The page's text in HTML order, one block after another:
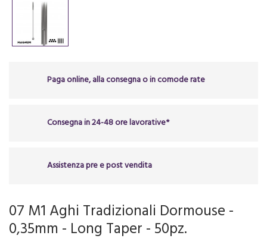
Paga online, alla consegna o in comode rate
Consegna in 24-48 ore lavorative*
Assistenza pre e post vendita
07 M1 Aghi Tradizionali Dormouse -
0,35mm - Long Taper - 50pz.